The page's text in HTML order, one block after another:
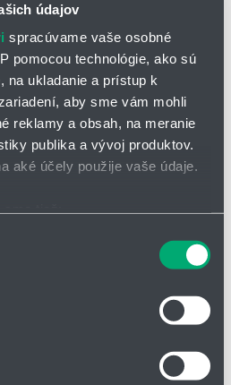
údajov
spracúvame vaše osobné
pomocou technológie, ako sú
na ukladanie a prístup k
aby sme vám mohli
reklamy a obsah, na meranie
publika a vývoj produktov.
aké účely použije vaše údaje.
na niekoľko metrov
sa spracúvajú vaše osobné
alebo odvolať cez Vyhlásenie
m3/h
DN 40 až DN 300
a prevodníkov